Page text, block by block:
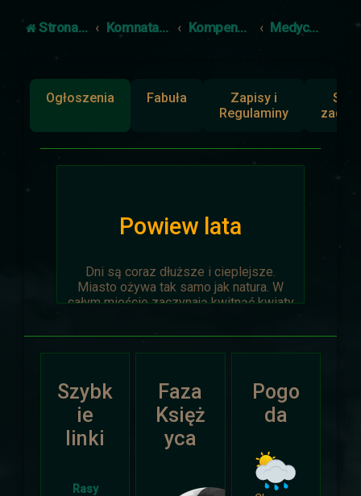
Strona główna Komnata Dowodzenia Kompendium Medycyna
Ogłoszenia Fabuła
Zapisy i
Regulaminy
Powiew lata
Dni są coraz dłuższe i cieplejsze.
Miasto ożywa tak samo jak natura. W
całym mieście zaczynają kwitnąć kwiaty
niej udział niech napisze do
Dariusza.
Otrzyma mały upominek.
Atak Zimy i Święta
Szybk
ie
linki
Rasy
Faza
Księż
yca
Pogo
da